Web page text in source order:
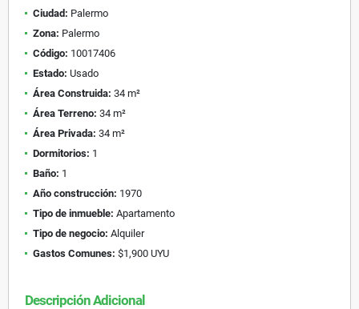
Ciudad: Palermo
Zona: Palermo
Código: 10017406
Estado: Usado
Área Construida: 34 m²
Área Terreno: 34 m²
Área Privada: 34 m²
Dormitorios: 1
Baño: 1
Año construcción: 1970
Tipo de inmueble: Apartamento
Tipo de negocio: Alquiler
Gastos Comunes: $1,900 UYU
Descripción Adicional